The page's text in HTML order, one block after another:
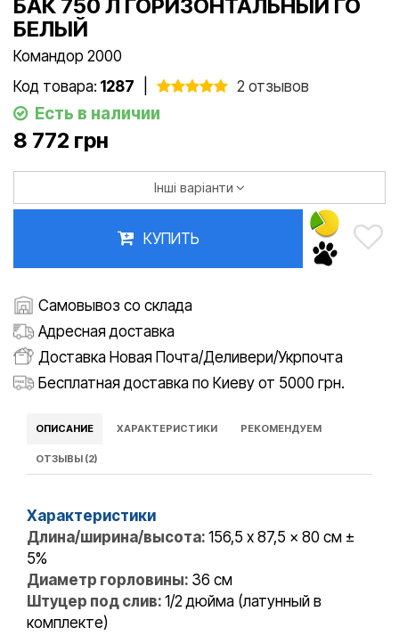
БАК 750 Л ГОРИЗОНТАЛЬНЫЙ ГО
БЕЛЫЙ
Командор 2000
Код товара: 1287 2 отзывов
Есть в наличии
8 772 грн
Інші варіанти
КУПИТЬ
Самовывоз со склада
Адресная доставка
Доставка Новая Почта/Деливери/Укрпочта
Бесплатная доставка по Киеву от 5000 грн.
ОПИСАНИЕ ХАРАКТЕРИСТИКИ РЕКОМЕНДУЕМ
ОТЗЫВЫ (2)
Характеристики
Длина/ширина/высота: 156,5 x 87,5 x 80 см ±
5%
Диаметр горловины: 36 см
Штуцер под слив: 1/2 дюйма (латунный в
комплекте)